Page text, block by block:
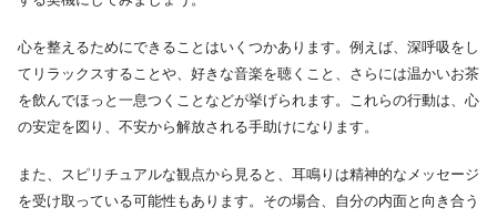
心を整えるためにできることはいくつかあります。例えば、深呼吸をし
てリラックスすることや、好きな音楽を聴くこと、さらには温かいお茶
を飲んでほっと一息つくことなどが挙げられます。これらの行動は、心
の安定を図り、不安から解放される手助けになります。
また、スピリチュアルな観点から見ると、耳鳴りは精神的なメッセージ
を受け取っている可能性もあります。その場合、自分の内面と向き合う